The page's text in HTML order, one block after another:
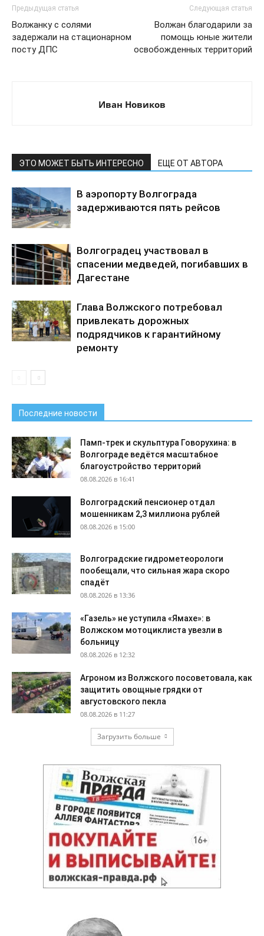
Предыдущая статья
Волжанку с солями
задержали на стационарном
посту ДПС
Следующая статья
Волжан благодарили за
помощь юные жители
освобожденных территорий
Иван Новиков
ЭТО МОЖЕТ БЫТЬ ИНТЕРЕСНО ЕЩЕ ОТ АВТОРА
В аэропорту Волгограда
задерживаются пять рейсов
Волгоградец участвовал в
спасении медведей, погибавших в
Дагестане
Глава Волжского потребовал
привлекать дорожных
подрядчиков к гарантийному
ремонту
Последние новости
Памп-трек и скульптура Говорухина: в
Волгограде ведётся масштабное
благоустройство территорий
08.08.2026 в 16:41
Волгоградский пенсионер отдал
мошенникам 2,3 миллиона рублей
08.08.2026 в 15:00
Волгоградские гидрометеорологи
пообещали, что сильная жара скоро
спадёт
08.08.2026 в 13:36
«Газель» не уступила «Ямахе»: в
Волжском мотоциклиста увезли в
больницу
08.08.2026 в 12:32
Агроном из Волжского посоветовала, как
защитить овощные грядки от
августовского пекла
08.08.2026 в 11:27
Загрузить больше